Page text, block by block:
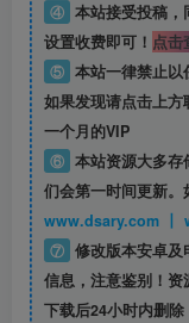
④ 本站接受投稿，
设置收费即可！ 点击
⑤ 本站一律禁止以
如果发现请点击上
一个月的VIP
⑥ 本站资源大多存
们会第一时间更新。
⑦ 修改版本安卓及
信息，注意鉴别！资
下载后24小时内删除